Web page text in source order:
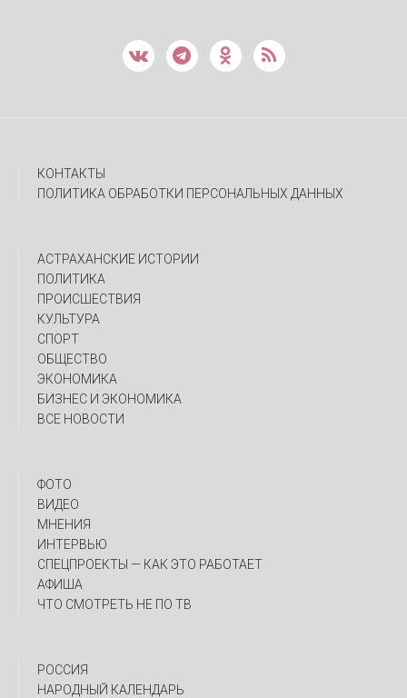
КОНТАКТЫ
ПОЛИТИКА ОБРАБОТКИ ПЕРСОНАЛЬНЫХ ДАННЫХ
АСТРАХАНСКИЕ ИСТОРИИ
ПОЛИТИКА
ПРОИСШЕСТВИЯ
КУЛЬТУРА
СПОРТ
ОБЩЕСТВО
ЭКОНОМИКА
БИЗНЕС И ЭКОНОМИКА
ВСЕ НОВОСТИ
ФОТО
ВИДЕО
МНЕНИЯ
ИНТЕРВЬЮ
CПЕЦПРОЕКТЫ — КАК ЭТО РАБОТАЕТ
АФИША
ЧТО СМОТРЕТЬ НЕ ПО ТВ
РОССИЯ
НАРОДНЫЙ КАЛЕНДАРЬ